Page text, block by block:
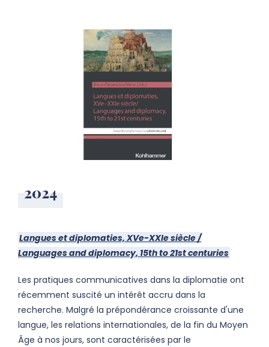
2024
Langues et diplomaties, XVe-XXIe siècle /
Languages and diplomacy, 15th to 21st centuries
Les pratiques communicatives dans la diplomatie ont
récemment suscité un intérêt accru dans la
recherche. Malgré la prépondérance croissante d'une
langue, les relations internationales, de la fin du Moyen
Âge à nos jours, sont caractérisées par le